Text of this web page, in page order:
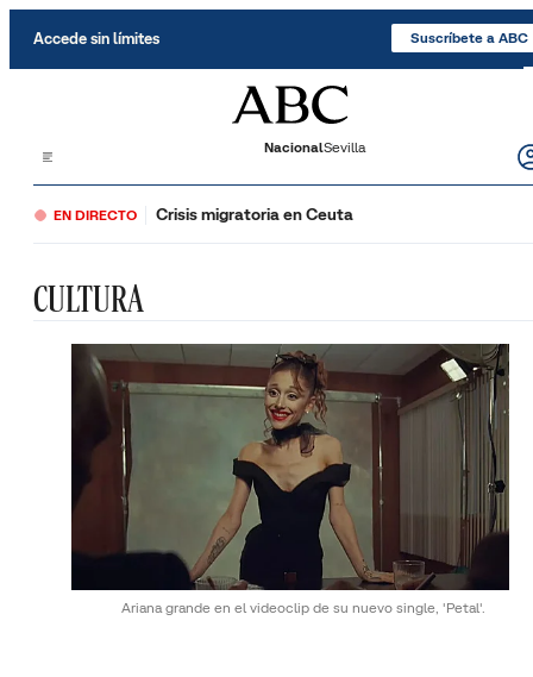
Accede sin límites Suscríbete a ABC
NacionalSevilla
EN DIRECTO Crisis migratoria en Ceuta
CULTURA
Ariana grande en el videoclip de su nuevo single, 'Petal'.